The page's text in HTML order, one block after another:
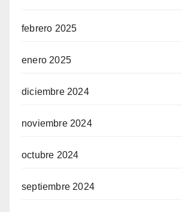
febrero 2025
enero 2025
diciembre 2024
noviembre 2024
octubre 2024
septiembre 2024